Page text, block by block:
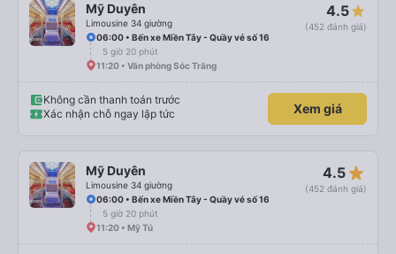
Mỹ Duyên
Limousine 34 giường
4.5
(452 đánh giá)
06:00 • Bến xe Miền Tây - Quầy vé số 16
5 giờ 20 phút
11:20 • Văn phòng Sóc Trăng
Không cần thanh toán trước
Xác nhận chỗ ngay lập tức
Xem giá
Mỹ Duyên
Limousine 34 giường
4.5 star_rate
(452 đánh giá)
06:00 • Bến xe Miền Tây - Quầy vé số 16
5 giờ 20 phút
11:20 • Mỹ Tú